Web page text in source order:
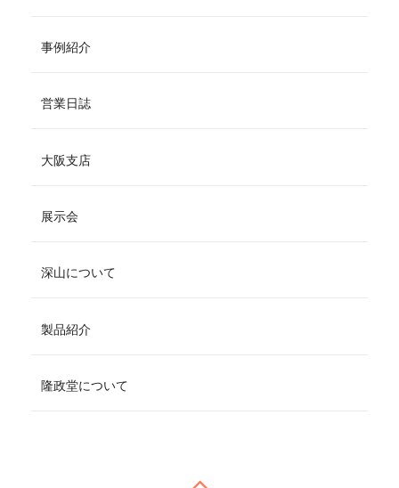
事例紹介
営業日誌
大阪支店
展示会
深山について
製品紹介
隆政堂について